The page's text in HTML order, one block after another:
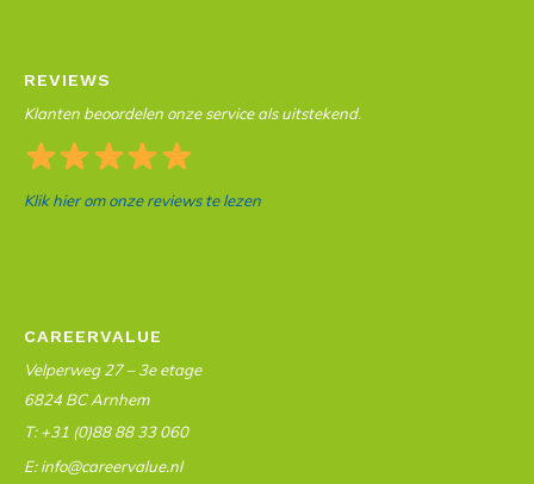
REVIEWS
Klanten beoordelen onze service als uitstekend.
Klik hier om onze reviews te lezen
CAREERVALUE
Velperweg 27 – 3e etage
6824 BC Arnhem
T: +31 (0)88 88 33 060
E: info@careervalue.nl